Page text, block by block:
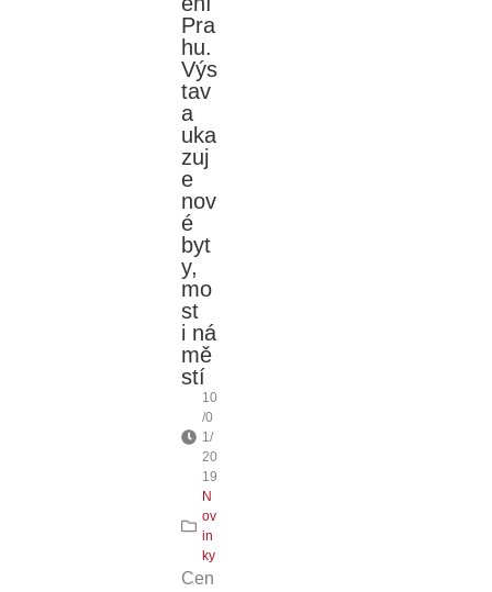
Pra
hu.
Výs
tav
a
uka
zuj
e
nov
é
byt
y,
mo
st
i ná
mě
stí
10
/0
1/
20
19
N
ov
in
ky
Cen